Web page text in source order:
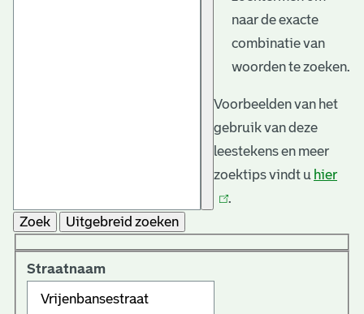
naar de exacte
combinatie van
woorden te zoeken.
Voorbeelden van het
gebruik van deze
leestekens en meer
zoektips vindt u hier
.
Zoek
Uitgebreid zoeken
Straatnaam